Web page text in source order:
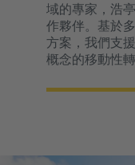
域的專家，浩
作夥伴。基於
方案，我們支
概念的移動性轉